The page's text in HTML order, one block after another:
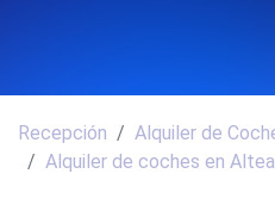
Recepción
Alquiler de
Alquiler de coches en Altea